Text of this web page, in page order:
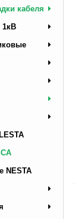
кабеля
1кВ
NESTA